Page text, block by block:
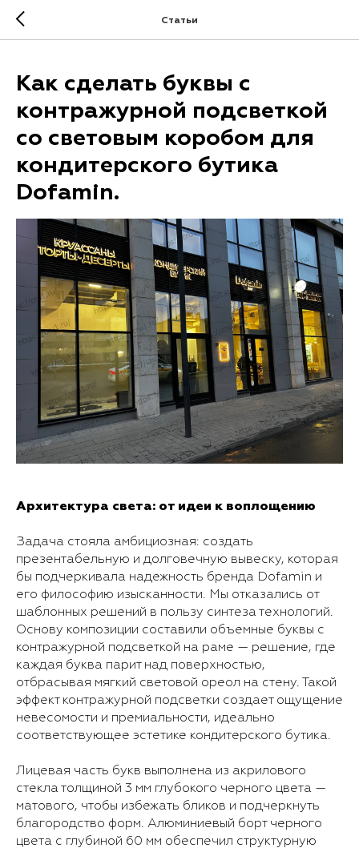
Статьи
Как сделать буквы с
контражурной подсветкой
со световым коробом для
кондитерского бутика
Dofamin.
Архитектура света: от идеи к воплощению
Задача стояла амбициозная: создать
презентабельную и долговечную вывеску, которая
бы подчеркивала надежность бренда Dofamin и
его философию изысканности. Мы отказались от
шаблонных решений в пользу синтеза технологий.
Основу композиции составили объемные буквы с
контражурной подсветкой на раме — решение, где
каждая буква парит над поверхностью,
отбрасывая мягкий световой ореол на стену. Такой
эффект контражурной подсветки создает ощущение
невесомости и премиальности, идеально
соответствующее эстетике кондитерского бутика.
Лицевая часть букв выполнена из акрилового
стекла толщиной 3 мм глубокого черного цвета —
матового, чтобы избежать бликов и подчеркнуть
благородство форм. Алюминиевый борт черного
цвета с глубиной 60 мм обеспечил структурную